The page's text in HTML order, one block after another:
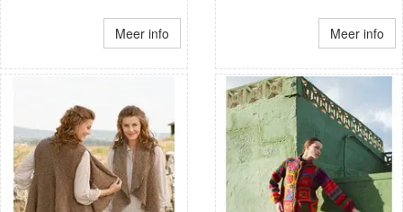
Meer info Meer info